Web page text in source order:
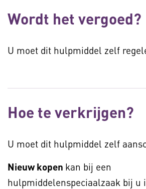
Wordt het vergoed?
U moet dit hulpmiddel zelf
Hoe te verkrijgen?
U moet dit hulpmiddel zelf
Nieuw kopen kan bij een
hulpmiddelenspeciaalzaak bij u